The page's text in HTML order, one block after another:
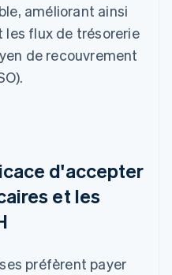
améliorant ainsi
les flux de trésorerie
de recouvrement
d'accepter
et les
préfèrent payer